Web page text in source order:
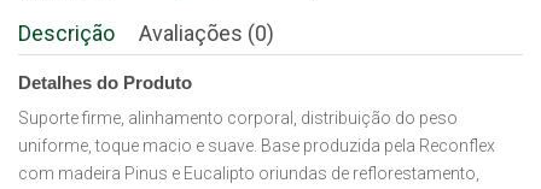
Descrição Avaliações (0)
Detalhes do Produto
Suporte firme, alinhamento corporal, distribuição do peso
uniforme, toque macio e suave. Base produzida pela Reconflex
com madeira Pinus e Eucalipto oriundas de reflorestamento,